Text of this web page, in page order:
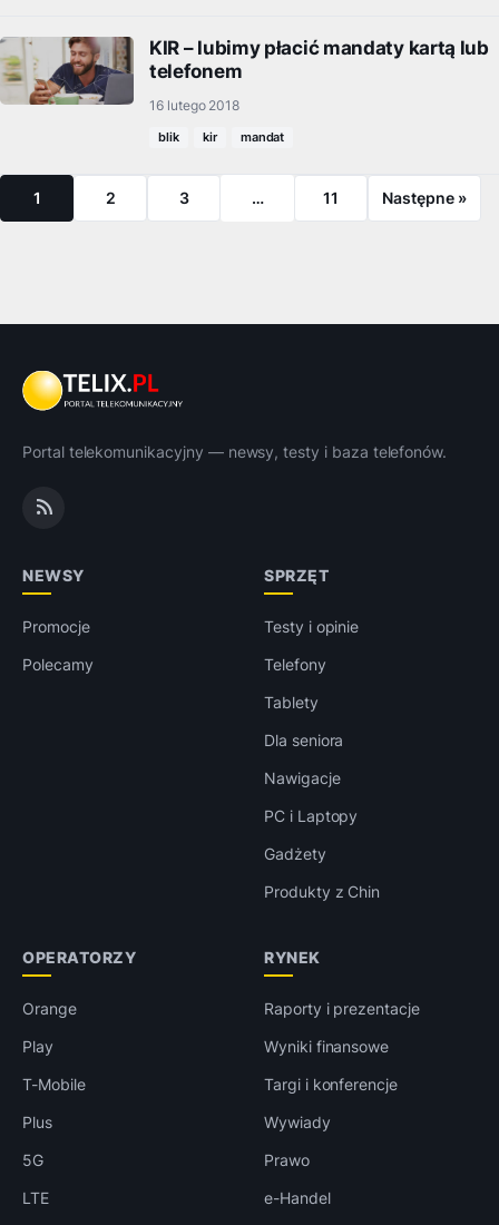
KIR – lubimy płacić mandaty kartą lub
telefonem
16 lutego 2018
blik kir mandat
1 2 3 … 11 Następne »
Portal telekomunikacyjny — newsy, testy i baza telefonów.
NEWSY
Promocje
Polecamy
SPRZĘT
Testy i opinie
Telefony
Tablety
Dla seniora
Nawigacje
PC i Laptopy
Gadżety
Produkty z Chin
OPERATORZY
Orange
Play
T-Mobile
Plus
5G
LTE
RYNEK
Raporty i prezentacje
Wyniki finansowe
Targi i konferencje
Wywiady
Prawo
e-Handel